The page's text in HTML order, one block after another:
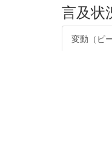
言及状
変動（ピ